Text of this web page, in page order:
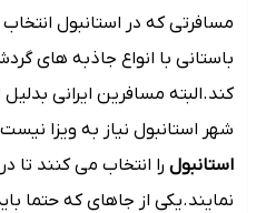
مسافرتی که در استانبول انتخاب
باستانی با انواع جاذبه های
کند.البته مسافرین ایرانی بدلیل
شهر استانبول نیاز به ویزا نیست
استانبول را انتخاب می کنند تا
نمایند.یکی از جاهای که حتما